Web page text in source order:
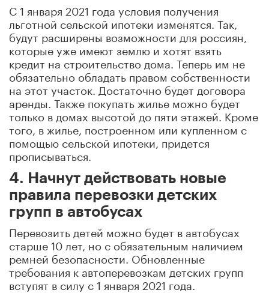
С 1 января 2021 года условия получения
льготной сельской ипотеки изменятся. Так,
будут расширены возможности для россиян,
которые уже имеют землю и хотят взять
кредит на строительство дома. Теперь им не
обязательно обладать правом собственности
на этот участок. Достаточно будет договора
аренды. Также покупать жилье можно будет
только в домах высотой до пяти этажей. Кроме
того, в жилье, построенном или купленном с
помощью сельской ипотеки, придется
прописываться.
4. Начнут действовать новые
правила перевозки детских
групп в автобусах
Перевозить детей можно будет в автобусах
старше 10 лет, но с обязательным наличием
ремней безопасности. Обновленные
требования к автоперевозкам детских групп
вступят в силу с 1 января 2021 года.